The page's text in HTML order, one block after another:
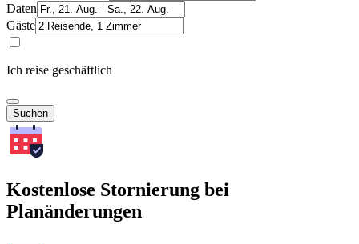
Daten
Gäste
Ich reise geschäftlich
Suchen
Kostenlose Stornierung bei
Planänderungen